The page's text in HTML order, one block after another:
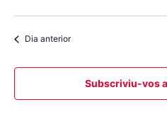
Dia anterior
Subscriviu-vos